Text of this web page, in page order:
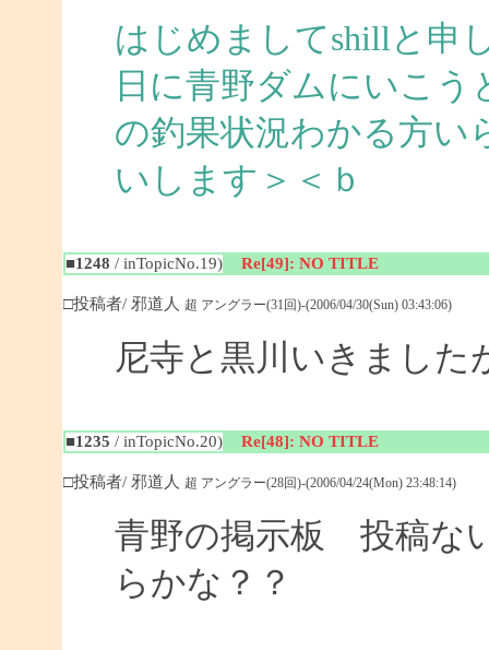
はじめましてshillと申
日に青野ダムにいこ
の釣果状況わかる方い
いします＞＜ｂ
■1248 / inTopicNo.19) Re[49]: NO TITLE
□投稿者/ 邪道人 超 アングラー(31回)-(2006/04/30(Sun) 03:43:06)
尼寺と黒川いきまし
■1235 / inTopicNo.20) Re[48]: NO TITLE
□投稿者/ 邪道人 超 アングラー(28回)-(2006/04/24(Mon) 23:48:14)
青野の掲示板 投稿な
らかな？？